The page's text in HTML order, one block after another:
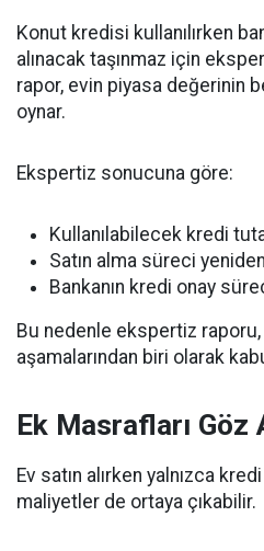
Konut kredisi kullanılırken
alınacak taşınmaz için
rapor, evin piyasa değerinin
oynar.
Ekspertiz sonucuna göre:
Kullanılabilecek kredi
Satın alma süreci
Bankanın kredi onay
Bu nedenle ekspertiz
aşamalarından biri olarak
Ek Masrafları Göz
Ev satın alırken yalnızca
maliyetler de ortaya çıkabilir.